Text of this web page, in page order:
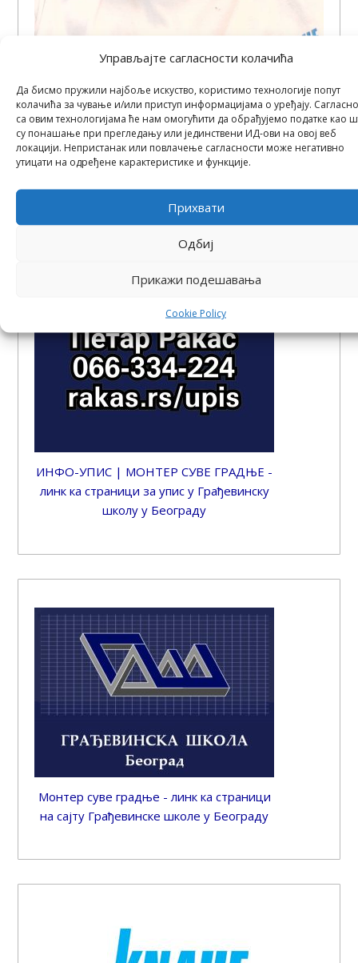
Управљајте сагласности колачића
Да бисмо пружили најбоље искуство, користимо технологије попут
колачића за чување и/или приступ информацијама о уређају.
са овим технологијама ће нам омогућити да обрађујемо податке као
су понашање при прегледању или јединствени ИД-ови на овој веб
локацији. Непристанак или повлачење сагласности може негативно
утицати на одређене карактеристике и функције.
Прихвати
Одбиј
Прикажи подешавања
Cookie Policy
ПЕТАР РАКАС, наставник праксе грађевинске
практичне наставе | 066-334-224 | 064-172-53-
73 petarrakas@gradjevinska.edu.rs
ИНФО-УПИС | МОНТЕР СУВЕ ГРАДЊЕ -
линк ка страници за упис у Грађевинску
школу у Београду
Монтер суве градње - линк ка страници
на сајту Грађевинске школе у Београду